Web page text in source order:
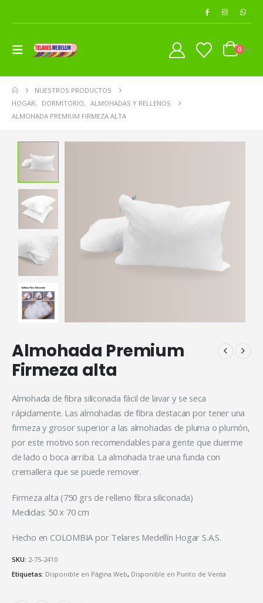
0
NUESTROS PRODUCTOS
HOGAR, DORMITORIO, ALMOHADAS Y RELLENOS
ALMOHADA PREMIUM FIRMEZA ALTA
Almohada Premium
Firmeza alta
Almohada de fibra siliconada fácil de lavar y se seca
rápidamente. Las almohadas de fibra destacan por tener una
firmeza y grosor superior a las almohadas de pluma o plumón,
por este motivo son recomendables para gente que duerme
de lado o boca arriba. La almohada trae una funda con
cremallera que se puede remover.
Firmeza alta (750 grs de relleno fibra siliconada)
Medidas: 50 x 70 cm
Hecho en COLOMBIA por Telares Medellín Hogar S.A.S.
SKU: 2-75-2410
Etiquetas: Disponible en Página Web, Disponible en Punto de Venta